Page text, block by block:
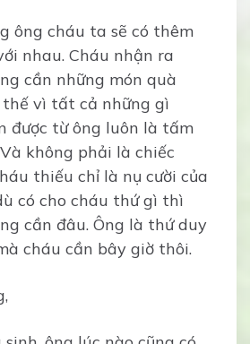
ông cháu ta sẽ có thêm
nhau. Cháu nhận ra
cần những món quà
thế vì tất cả những gì
được từ ông luôn là tấm
không phải là chiếc
thiếu chỉ là nụ cười của
có cho cháu thứ gì thì
cần đâu. Ông là thứ duy
cháu cần bây giờ thôi.